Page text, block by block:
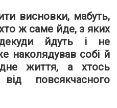
висновки, мабуть,
ж саме йде, з яких
йдуть і не
наколядував собі й
життя, а хтось
повсякчасного